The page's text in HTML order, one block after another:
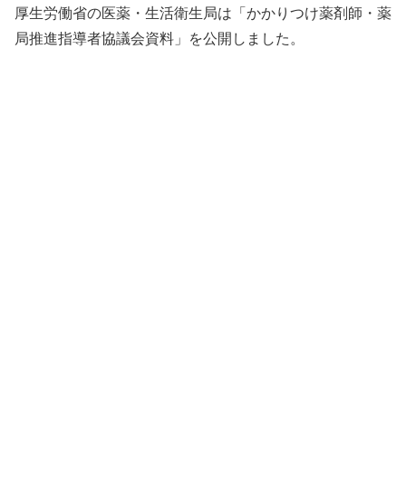
厚生労働省の医薬・生活衛生局は「かかりつけ薬剤師・薬
局推進指導者協議会資料」を公開しました。